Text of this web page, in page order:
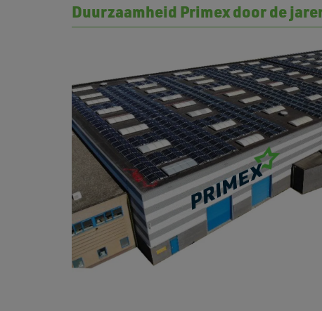
Duurzaamheid Primex door de